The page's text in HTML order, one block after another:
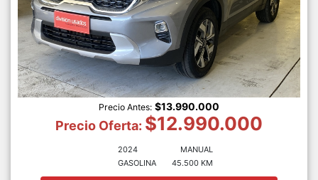
Precio Antes: $13.990.000
Precio Oferta: $12.990.000
2024
GASOLINA
MANUAL
45.500 KM